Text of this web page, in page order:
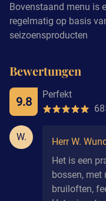
Bovenstaand menu is
regelmatig op basis
seizoensproducten
Bewertungen
9.8
Perfekt
W.
Herr W.
Het is een
bossen, met
bruiloften,